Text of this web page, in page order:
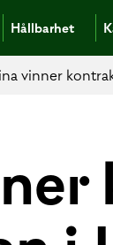
Hållbarhet
vinner